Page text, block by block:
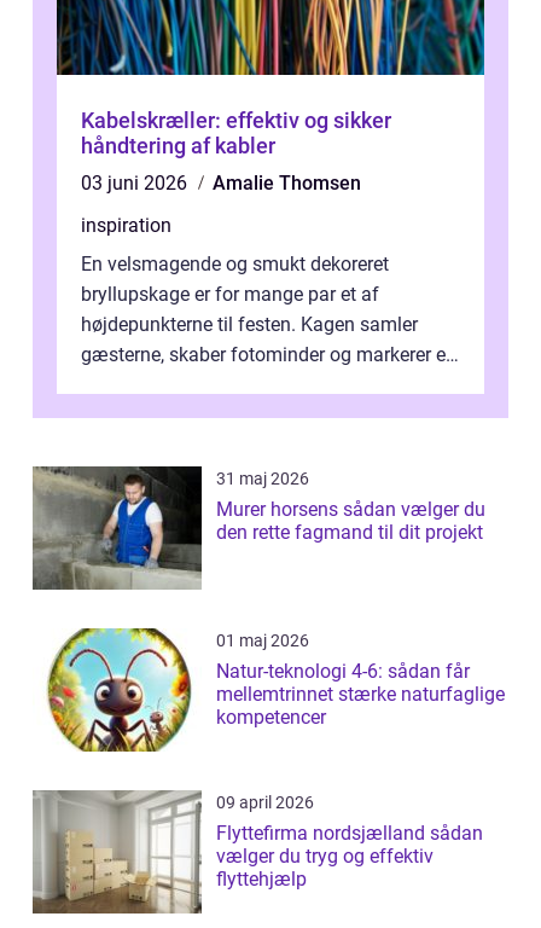
Kabelskræller: effektiv og sikker
håndtering af kabler
03 juni 2026
Amalie Thomsen
inspiration
En velsmagende og smukt dekoreret
bryllupskage er for mange par et af
højdepunkterne til festen. Kagen samler
gæsterne, skaber fotominder og markerer et
du ...
31 maj 2026
Murer horsens sådan vælger du
den rette fagmand til dit projekt
01 maj 2026
Natur-teknologi 4-6: sådan får
mellemtrinnet stærke naturfaglige
kompetencer
09 april 2026
Flyttefirma nordsjælland sådan
vælger du tryg og effektiv
flyttehjælp